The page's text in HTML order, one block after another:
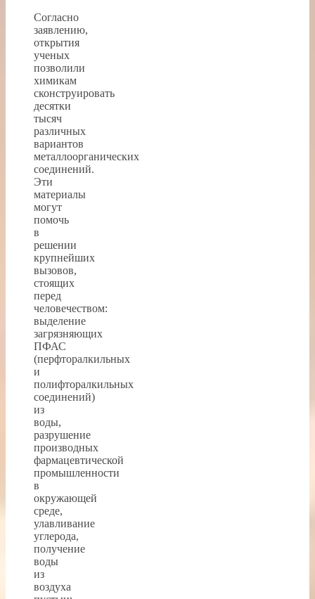
Согласно
заявлению,
открытия
ученых
позволили
химикам
сконструировать
десятки
тысяч
различных
вариантов
металлоорганических
соединений.
Эти
материалы
могут
помочь
в
решении
крупнейших
вызовов,
стоящих
перед
человечеством:
выделение
загрязняющих
ПФАС
(перфторалкильных
и
полифторалкильных
соединений)
из
воды,
разрушение
производных
фармацевтической
промышленности
в
окружающей
среде,
улавливание
углерода,
получение
воды
из
воздуха